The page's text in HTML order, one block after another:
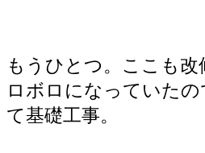
もうひとつ。ここも
ロボロになっていた
て基礎工事。